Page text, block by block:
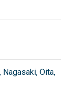
Nagasaki Oita